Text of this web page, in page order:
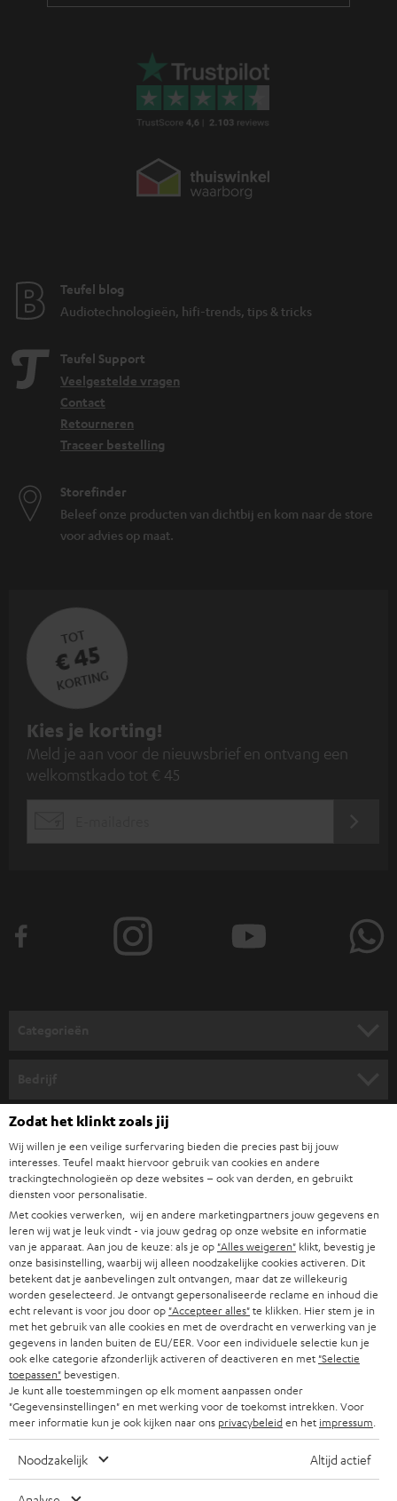
Teufel blog
Audiotechnologieën, hifi-trends, tips & tricks
Teufel Support
Veelgestelde vragen
Contact
Retourneren
Traceer bestelling
Storefinder
Beleef onze producten van dichtbij en kom naar de store
voor advies op maat.
TOT
€ 45
KORTING
A
a
n
n
i
e
u
w
s
b
r
i
e
f
Kies je korting!
Meld je aan voor de nieuwsbrief en ontvang een
welkomstkado tot € 45
COMPLETE SYSTEMEN
SOUNDBARS
HIFI-SPEAKERS
SMART HOME
BLUETOOTH
KOPTELEFOONS
BLUETOOTH KOPTELEFOONS
COMPLETE SETS
SPEAKERS
ULTIMA
SUPPORT
CARRIÈRE
PERS & MARKETING
B2B
PARTNERPROGRAMMA
BLOG
NEWSLETTER
STORES
TEUFEL VOORDELEN
TEUFEL STORY
Teufel online shops
DUITSLAND
OOSTENRIJK
ZWITSERLAND
NEDERLAND
BELGIË
FRANKRIJK
POLEN
Zodat het klinkt zoals jij
Wij willen je een veilige surfervaring bieden die precies past bij jouw
interesses. Teufel maakt hiervoor gebruik van cookies en andere
trackingtechnologieën op deze websites – ook van derden, en gebruikt
diensten voor personalisatie.
Met cookies verwerken, wij en andere marketingpartners jouw gegevens en
leren wij wat je leuk vindt - via jouw gedrag op onze website en informatie
van je apparaat. Aan jou de keuze: als je op "Alles weigeren" klikt, bevestig je
onze basisinstelling, waarbij wij alleen noodzakelijke cookies activeren. Dit
betekent dat je aanbevelingen zult ontvangen, maar dat ze willekeurig
worden geselecteerd. Je ontvangt gepersonaliseerde reclame en inhoud die
echt relevant is voor jou door op "Accepteer alles"te klikken. Hier stem je in
met het gebruik van alle cookies en met de overdracht en verwerking van je
gegevens in landen buiten de EU/EER. Voor een individuele selectie kun je
ook elke categorie afzonderlijk activeren of deactiveren en met "Selectie
toepassen" bevestigen.
Je kunt alle toestemmingen op elk moment aanpassen onder
"Gegevensinstellingen" en met werking voor de toekomst intrekken. Voor
meer informatie kun je ook kijken naar ons privacybeleiden het impressum
Noodzakelijk Altijd actief